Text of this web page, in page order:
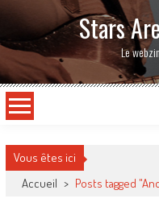
Stars
Le
Vous êtes ici
Accueil > Posts tagged